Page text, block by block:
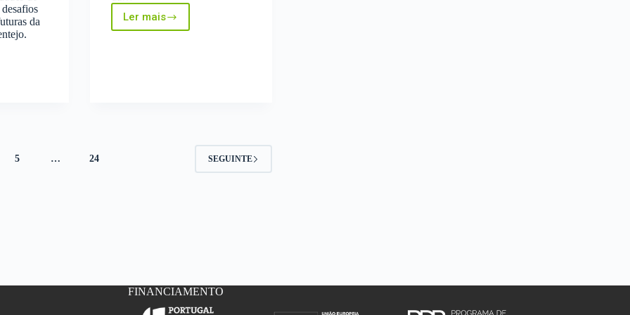
da
Ler maisXRAqua:
Da
5 … 24 SEGUINTE
FINANCIAMENTO